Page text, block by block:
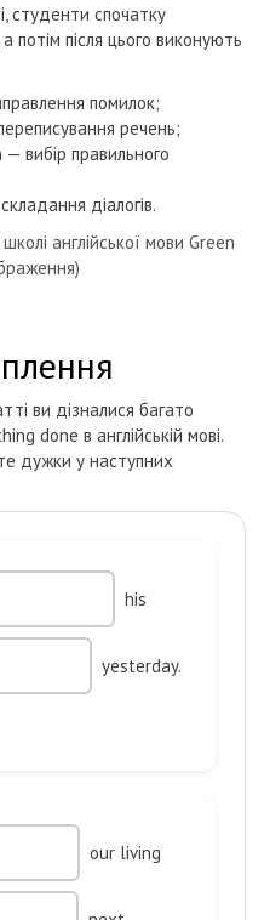
студенти спочатку
потім після цього виконують
помилок;
речень;
вибір правильного
діалогів.
ви дізналися багато
done в англійській мові.
дужки у наступних
his
yesterday.
our living